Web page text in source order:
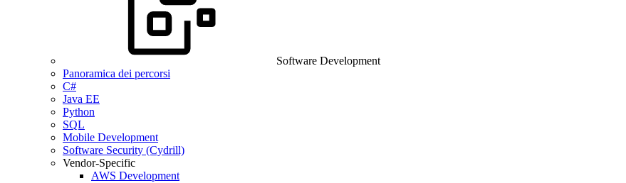
Software Development
Panoramica dei percorsi
C#
Java EE
Python
SQL
Mobile Development
Software Security (Cydrill)
Vendor-Specific
AWS Development